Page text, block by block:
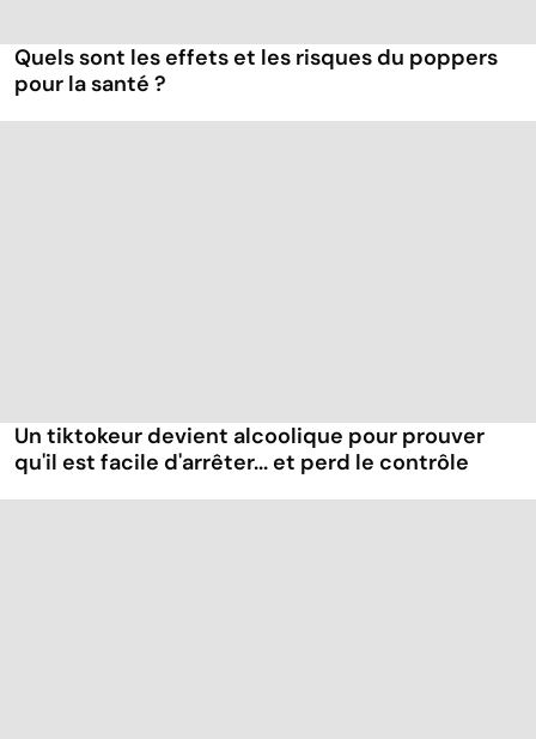
Quels sont les effets et les risques du poppers
pour la santé ?
Un tiktokeur devient alcoolique pour prouver
qu'il est facile d'arrêter... et perd le contrôle